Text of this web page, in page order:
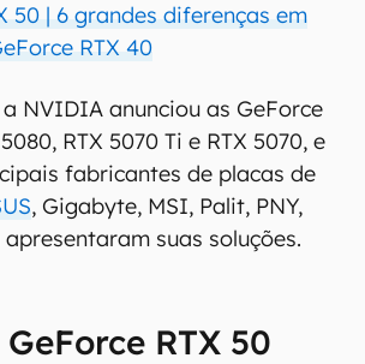
50 | 6 grandes diferenças em
RTX 40
NVIDIA anunciou as GeForce
RTX 5070 Ti e RTX 5070, e
fabricantes de placas de
, Gigabyte, MSI, Palit, PNY,
suas soluções.
RTX 50